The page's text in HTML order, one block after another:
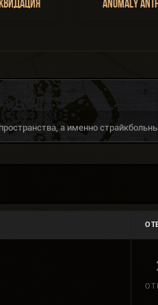
Anomaly
а именно